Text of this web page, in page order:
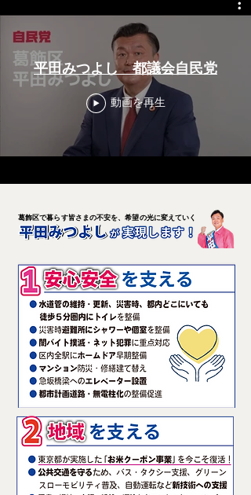
平田みつよし 都議会自民党
動画を再生
葛飾区で暮らす皆さまの不安を、希望の光に変えていく